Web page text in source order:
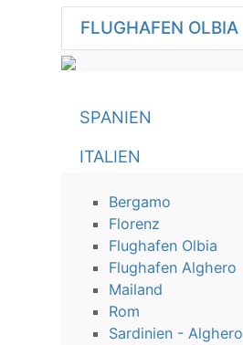
FLUGHAFEN OLBIA
SPANIEN
ITALIEN
Bergamo
Florenz
Flughafen Olbia
Flughafen Аlghero
Mailand
Rom
Sardinien - Alghero